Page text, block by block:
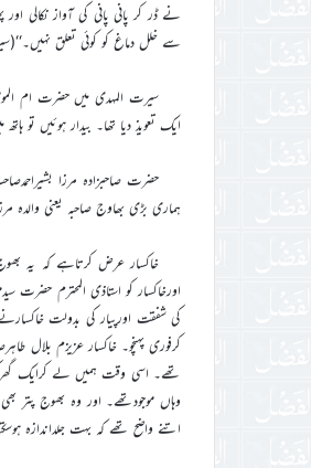
نے ڈر کر پانی پانی کی آواز نکالی
سے خلل دماغ کو کوئی تعلق
سیرت المہدی میں حضرت ام
ایک تعویذ دیا تھا۔ بیدار ہوئیں تو
حضرت صاحبزادہ مرزا
ہماری بڑی بھاوج صاحبہ یعنی والدہ
خاکسار عرض کرتاہے کہ یہ بھوج
اورخاکسار کو استاذی المحترم حضرت
کرفوری پہنچو۔ خاکسار عزیزم بلال
تھے۔ اسی وقت ہمیں لے کرایک گھرکی
وہاں موجودتھے۔ اور وہ بھوج پتر
اتنے واضح تھے کہ بہت جلداندازہ